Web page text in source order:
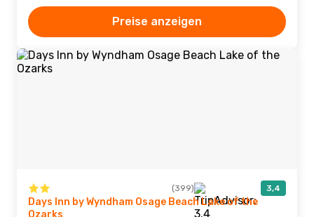
Preise anzeigen
(399) 3,4
Days Inn by Wyndham Osage Beach Lake of the
Ozarks